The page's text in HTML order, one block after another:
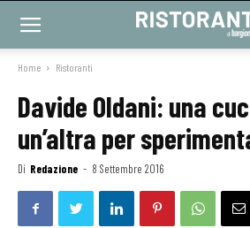
Home Ristoranti
Davide Oldani: una
un’altra per
Di Redazione - 8 Settembre 2016